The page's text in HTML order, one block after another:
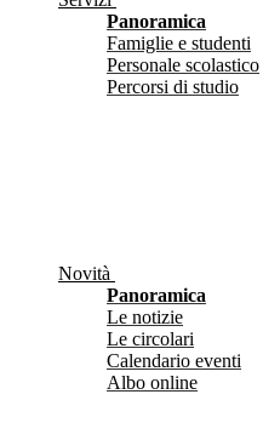
Panoramica
Famiglie e studenti
Personale scolastico
Percorsi di studio
Novità
Panoramica
Le notizie
Le circolari
Calendario eventi
Albo online